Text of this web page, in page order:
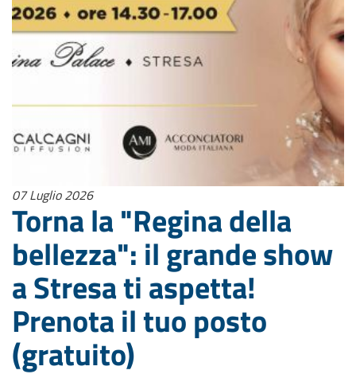
07 Luglio 2026
Torna la "Regina della
bellezza": il grande show
a Stresa ti aspetta!
Prenota il tuo posto
(gratuito)